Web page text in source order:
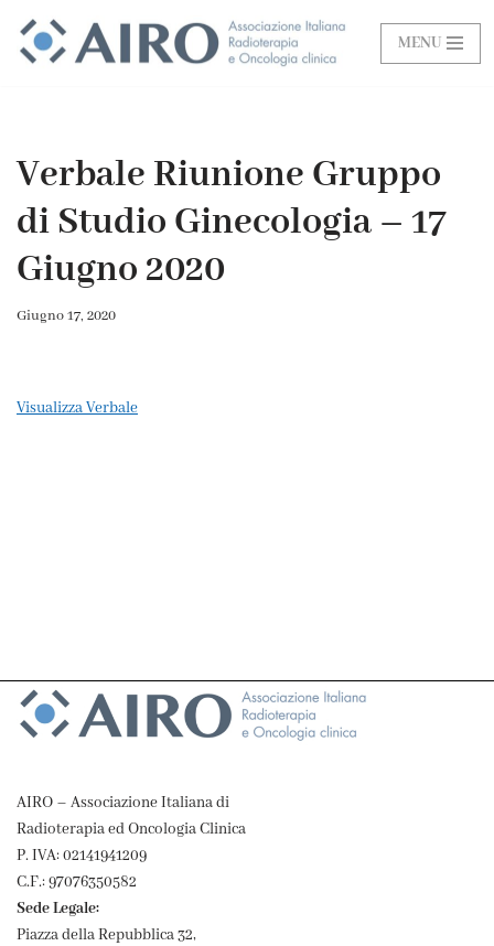
Vai
MENU
Verbale Riunione Gruppo
di Studio Ginecologia – 17
Giugno 2020
Giugno 17, 2020
Visualizza Verbale
AIRO – Associazione Italiana di
Radioterapia ed Oncologia Clinica
P. IVA: 02141941209
C.F.: 97076350582
Sede Legale:
Piazza della Repubblica 32,